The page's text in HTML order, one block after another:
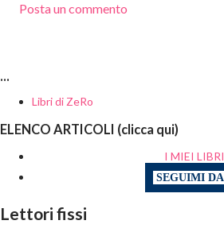
Posta un commento
...
Libri di ZeRo
ELENCO ARTICOLI (clicca qui)
I MIEI LIBRI
Lettori fissi